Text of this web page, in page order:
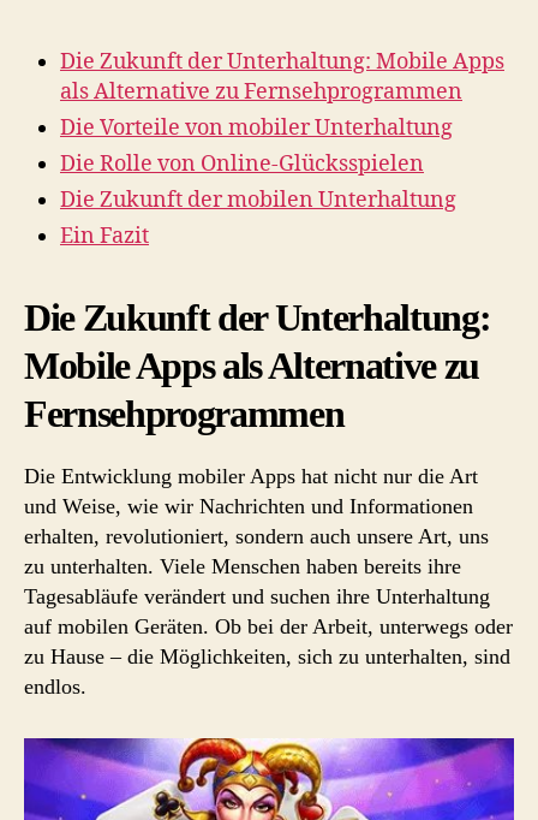
Die Zukunft der Unterhaltung: Mobile Apps
als Alternative zu Fernsehprogrammen
Die Vorteile von mobiler Unterhaltung
Die Rolle von Online-Glücksspielen
Die Zukunft der mobilen Unterhaltung
Ein Fazit
Die Zukunft der Unterhaltung:
Mobile Apps als Alternative zu
Fernsehprogrammen
Die Entwicklung mobiler Apps hat nicht nur die Art
und Weise, wie wir Nachrichten und Informationen
erhalten, revolutioniert, sondern auch unsere Art, uns
zu unterhalten. Viele Menschen haben bereits ihre
Tagesabläufe verändert und suchen ihre Unterhaltung
auf mobilen Geräten. Ob bei der Arbeit, unterwegs oder
zu Hause – die Möglichkeiten, sich zu unterhalten, sind
endlos.